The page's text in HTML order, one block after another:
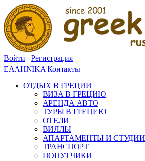
Войти
Регистрация
ΕΛΛΗΝΙΚΑ Контакты
ОТДЫХ В ГРЕЦИИ
ВИЗА В ГРЕЦИЮ
АРЕНДА АВТО
ТУРЫ В ГРЕЦИЮ
ОТЕЛИ
ВИЛЛЫ
АПАРТАМЕНТЫ И СТУДИИ
ТРАНСПОРТ
ПОПУТЧИКИ